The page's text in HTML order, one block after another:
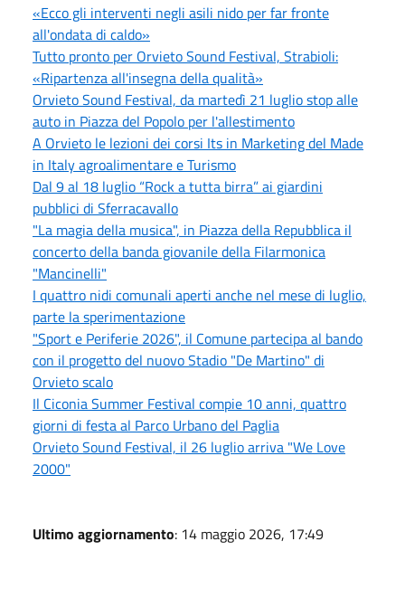
«Ecco gli interventi negli asili nido per far fronte
all'ondata di caldo»
Tutto pronto per Orvieto Sound Festival, Strabioli:
«Ripartenza all'insegna della qualità»
Orvieto Sound Festival, da martedì 21 luglio stop alle
auto in Piazza del Popolo per l'allestimento
A Orvieto le lezioni dei corsi Its in Marketing del Made
in Italy agroalimentare e Turismo
Dal 9 al 18 luglio “Rock a tutta birra” ai giardini
pubblici di Sferracavallo
"La magia della musica", in Piazza della Repubblica il
concerto della banda giovanile della Filarmonica
"Mancinelli"
I quattro nidi comunali aperti anche nel mese di luglio,
parte la sperimentazione
"Sport e Periferie 2026", il Comune partecipa al bando
con il progetto del nuovo Stadio "De Martino" di
Orvieto scalo
Il Ciconia Summer Festival compie 10 anni, quattro
giorni di festa al Parco Urbano del Paglia
Orvieto Sound Festival, il 26 luglio arriva "We Love
2000"
Ultimo aggiornamento: 14 maggio 2026, 17:49